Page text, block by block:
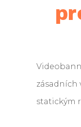
statickým